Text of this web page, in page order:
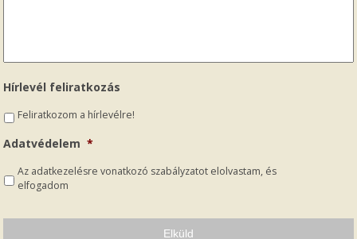
Hírlevél feliratkozás
Feliratkozom a hírlevélre!
Adatvédelem *
Az adatkezelésre vonatkozó szabályzatot elolvastam, és
elfogadom